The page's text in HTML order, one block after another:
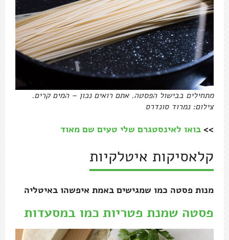
מתחילים בבישול הפסטה. אתם רואים נכון – המים קרים.
צילום: נמרוד סונדרס
>> בואו לאינסטגרם שלי טעים שם מאוד
קלאסיקות איטלקיות
מנות פסטה כמו שמגישים באמת איפשהו באיטליה
פסטה שמנת פטריות כמו במסעדות